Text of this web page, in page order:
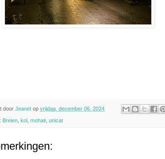
door Jeanet op vrijdag, december 06, 2024
Breien kol mohair, unicat